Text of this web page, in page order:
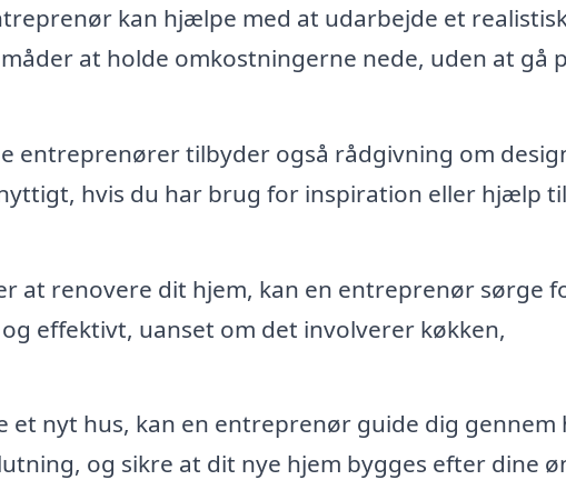
kan hjælpe med at udarbejde et
at holde omkostningerne nede, uden at gå
entreprenører tilbyder også rådgivning om
hvis du har brug for inspiration eller hjælp
at renovere dit hjem, kan en entreprenør sørge
effektivt, uanset om det involverer køkken,
et nyt hus, kan en entreprenør guide dig gennem
og sikre at dit nye hjem bygges efter dine